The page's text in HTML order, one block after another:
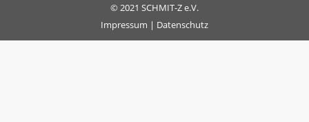
© 2021 SCHMIT-Z e.V.
Impressum | Datenschutz